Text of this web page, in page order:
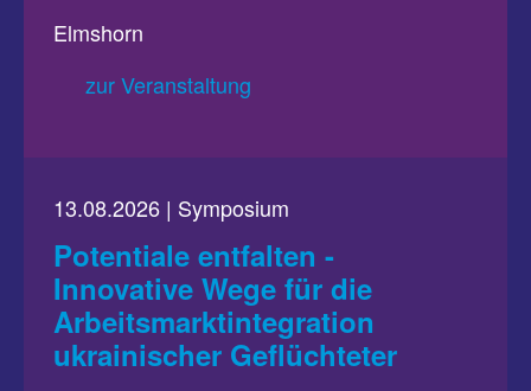
Elmshorn
zur Veranstaltung
13.08.2026 | Symposium
Potentiale entfalten -
Innovative Wege für die
Arbeitsmarktintegration
ukrainischer Geflüchteter